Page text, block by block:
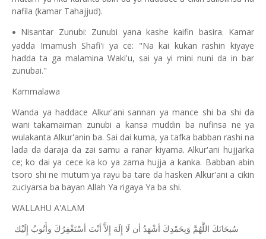
nafila (kamar Tahajjud).
•
Nisantar Zunubi: Zunubi yana kashe kaifin basira. Kamar
yadda Imamush Shafi'i ya ce: "Na kai kukan rashin kiyaye
hadda ta ga malamina Waki'u, sai ya yi mini nuni da in bar
zunubai."
Kammalawa
Wanda ya haddace Alkur'ani sannan ya mance shi ba shi da
wani takamaiman zunubi a kansa muddin ba nufinsa ne ya
wulakanta Alkur'anin ba. Sai dai kuma, ya tafka babban rashi na
lada da daraja da zai samu a ranar kiyama. Alkur'ani hujjarka
ce; ko dai ya cece ka ko ya zama hujja a kanka. Babban abin
tsoro shi ne mutum ya rayu ba tare da hasken Alkur'ani a cikin
zuciyarsa ba bayan Allah Ya rigaya Ya ba shi.
WALLAHU A'ALAM
ﺳُﺒﺤَﺎﻧَﻚَ ﺍﻟﻠَّﻬُﻢَّ ﻭَﺑِﺤَﻤْﺪِﻙَ ﺃﺷْﻬَﺪُ ﺃﻥ ﻟَﺎ ﺇِﻟَﻪَ ﺇِﻻَّ ﺃﻧْﺖَ ﺃﺳْﺘَﻐْﻔِﺮُﻙَ ﻭﺃَﺗُﻮﺏُ ﺇِﻟَﻴْﻚ